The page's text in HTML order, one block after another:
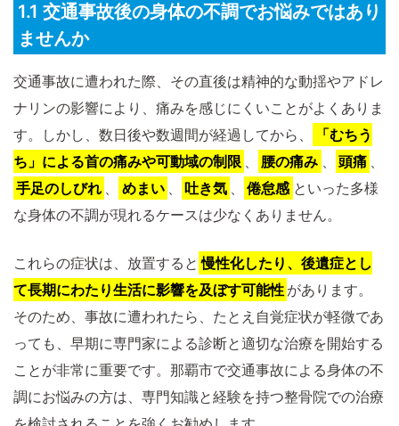
1.1 交通事故後の身体の不調でお悩みではあり
ませんか
交通事故に遭われた際、その直後は精神的な動揺やアドレ
ナリンの影響により、痛みを感じにくいことがよくありま
す。しかし、数日後や数週間が経過してから、
「むちう
ち」による首の痛みや可動域の制限 、 腰の痛み 、 頭痛 、
手足のしびれ 、 めまい 、 吐き気 、 倦怠感 といった多様
な身体の不調が現れるケースは少なくありません。
これらの症状は、放置すると 慢性化したり、後遺症とし
て長期にわたり生活に影響を及ぼす可能性 があります。
そのため、事故に遭われたら、たとえ自覚症状が軽微であ
っても、早期に専門家による診断と適切な治療を開始する
ことが非常に重要です。那覇市で交通事故による身体の不
調にお悩みの方は、専門知識と経験を持つ整骨院での治療